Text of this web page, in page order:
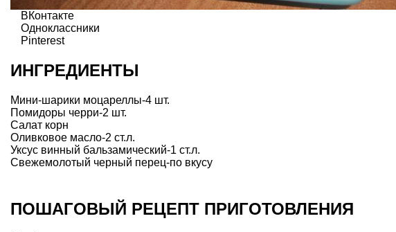
ВКонтакте
Одноклассники
Pinterest
ИНГРЕДИЕНТЫ
Мини-шарики моцареллы-4 шт.
Помидоры черри-2 шт.
Салат корн
Оливковое масло-2 ст.л.
Уксус винный бальзамический-1 ст.л.
Свежемолотый черный перец-по вкусу
ПОШАГОВЫЙ РЕЦЕПТ ПРИГОТОВЛЕНИЯ